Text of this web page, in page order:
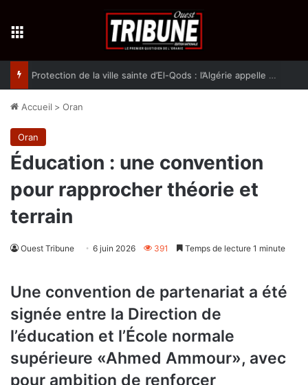
Protection de la ville sainte d’El-Qods : l’Algérie appelle à une action collective
Accueil > Oran
Oran
Éducation : une convention
pour rapprocher théorie et
terrain
Ouest Tribune 6 juin 2026 391 Temps de lecture 1 minute
Une convention de partenariat a été
signée entre la Direction de
l’éducation et l’École normale
supérieure «Ahmed Ammour», avec
pour ambition de renforcer